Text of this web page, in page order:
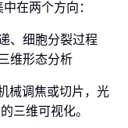
在两个方向：
、细胞分裂过程
维形态分析
械调焦或切片，光
三维可视化。